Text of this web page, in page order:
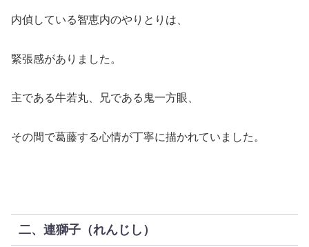
内偵している智恵内のやりとりは、
緊張感がありました。
主である牛若丸、兄である鬼一方眼、
その間で葛藤する心情が丁寧に描かれていました。
二、連獅子（れんじし）